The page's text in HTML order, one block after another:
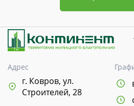
Адрес
г. Ковров, ул.
Строителей, 28